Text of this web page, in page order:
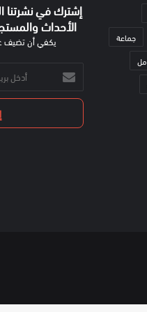
جماعة
إشترك في نشرتنا
الأحداث
يكفي أن تضيف
أدخل
بريدك
الإلكتروني